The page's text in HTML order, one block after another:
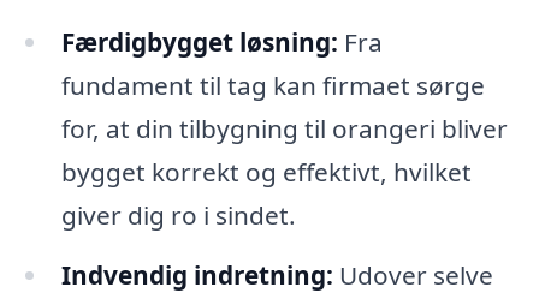
Færdigbygget løsning: Fra
fundament til tag kan firmaet sørge
for, at din tilbygning til orangeri bliver
bygget korrekt og effektivt, hvilket
giver dig ro i sindet.
Indvendig indretning: Udover selve